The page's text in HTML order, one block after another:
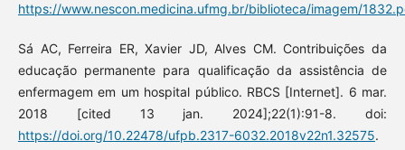
https://www.nescon.medicina.ufmg.br/biblioteca/imagem/
Sá AC, Ferreira ER, Xavier JD, Alves CM. Contribuições da
educação permanente para qualificação da assistência de
enfermagem em um hospital público. RBCS [Internet]. 6 mar.
2018 [cited 13 jan. 2024];22(1):91-8. doi:
https://doi.org/10.22478/ufpb.2317-6032.2018v22n1.32575.